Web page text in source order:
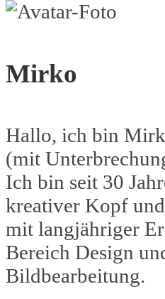
Mirko
Hallo, ich bin
(mit
Ich bin seit 30
kreativer Kopf
mit langjähriger
Bereich Design
Bildbearbeitung.